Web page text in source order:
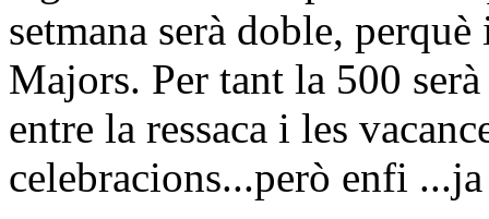
setmana serà doble,
Majors. Per tant la 500
entre la ressaca i les
celebracions...però enfi